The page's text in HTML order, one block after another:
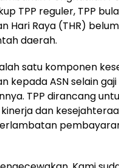
TPP reguler, TPP
Hari Raya (THR)
daerah.
satu komponen
kepada ASN selain
TPP dirancang
dan